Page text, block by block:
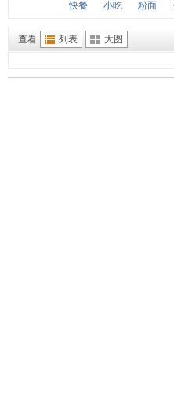
快餐
小吃 粉面
查看 列表 大图